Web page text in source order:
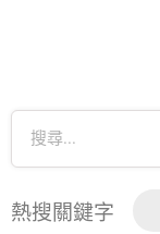
熱搜關鍵字